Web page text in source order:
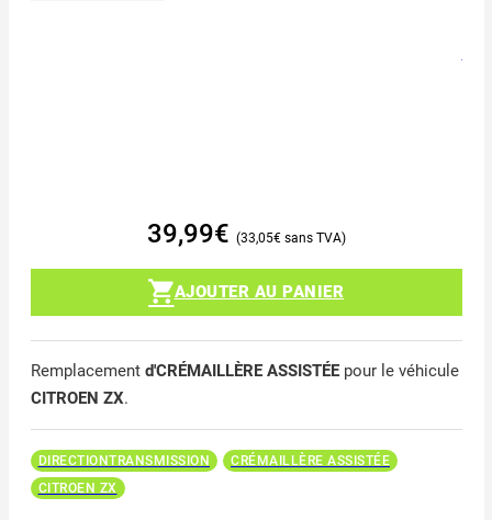
39,99€ 33,05€
AJOUTER AU PANIER
Remplacement d'CRÉMAILLÈRE ASSISTÉEpour le véhicule
CITROEN ZX.
DIRECTIONTRANSMISSION
CRÉMAILLÈRE ASSISTÉE
CITROEN ZX